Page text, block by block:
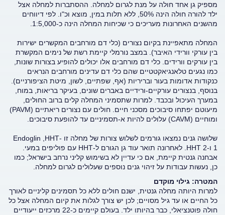
מספיק גן אחד חולה על מנת לגרום למחלה. ההסתברות למחלה אצל
ילד להורה חולה הינה 50%, ללא תלות במין, מוצא וכ"ו. לפי דיווחים
מהשנים האחרונות מעריכים כי שכיחות המחלה הינה כ-1:5,000.
המחלה מתאפיינת בקיום נצורים (כלי דם מורחבים המקשרים ישירות
בין עורקי וורידי האיבר). במצב נורמלי קיימת רשת של נימים המקשרת
בין עורקים וורידים. כלי דם מורחבים אלו יכולים להופיע בצורות שונות,
כמו נגעים טלאנגיאקטטיים שהם כלי דם עדינים מורחבים הנראים
כנקודות אדומות בעור ובריריות (אף, שפתיים, לשון, מיטת הציפורניים).
בנוסף, בנצורים עורקיים-ורידיים באברים שונים, בעיקר בריאות, במוח,
במערך העיכול ובכבד. למרות שתסמיני המחלה קלים ברוב החולים,
מיעוטם יפתחו סיבוכים מסכני חיים. חולים עם נצורים ריאתיים (PAVM)
ומוחיים (CAVM) עלולים להיות א-תסמיניים עד להופעת סיבוכים.
שלושה גנים נמצאו גורמים לשלוש צורות של מחלה זו -Endoglin ,HHT
1 ו-2 HHT. לאחרונה תואר עוד גן הגורם ל-HHT עם פוליפים במעי.
אבחנה גנטית קיימת, אם כי עדיין לא בשימוש קליני נרחב בישראל; כמו
כן, נעשות עבודות על זיהוי גנים נוספים שעלולים לגרום למחלה.
המטרה: גילוי מוקדם
למרות היותה מחלה גנטית, ישנם חולים ללא כל תסמינים קליניים לאורך
כל החיים או עד גיל מסויים; לכן יש צורך לגלות את קיום המחלה אצל כל
חולה פוטנציאלי, כבר בהיותו ילד. בעולם קיימים כ-22 מרכזים ייעודיים